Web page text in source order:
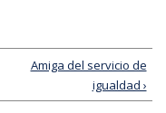
Amiga del servicio de
igualdad ›